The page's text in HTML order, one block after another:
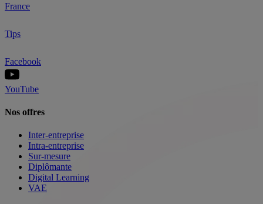
France
Tips
Facebook
YouTube
Nos offres
Inter-entreprise
Intra-entreprise
Sur-mesure
Diplômante
Digital Learning
VAE